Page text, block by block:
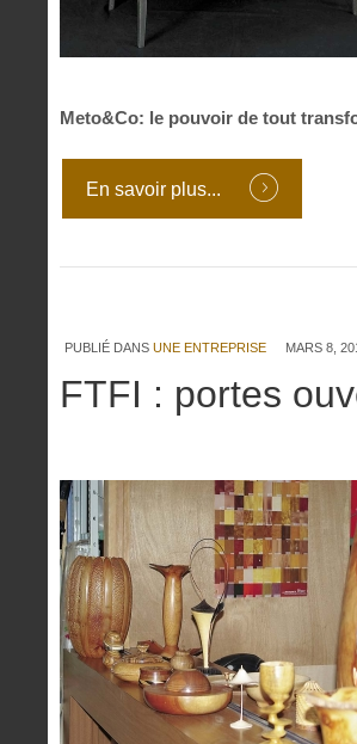
Meto&Co: le pouvoir de tout
En savoir plus...
PUBLIÉ DANS UNE ENTREPRISE MARS 8,
FTFI : portes